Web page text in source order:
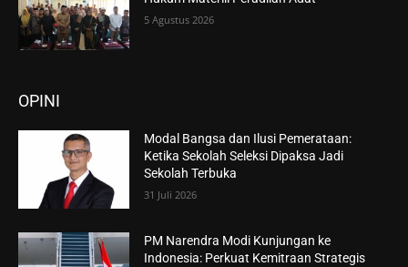
5 Agustus 2026
OPINI
Modal Bangsa dan Ilusi Pemerataan:
Ketika Sekolah Seleksi Dipaksa Jadi
Sekolah Terbuka
31 Juli 2026
PM Narendra Modi Kunjungan ke
Indonesia: Perkuat Kemitraan Strategis